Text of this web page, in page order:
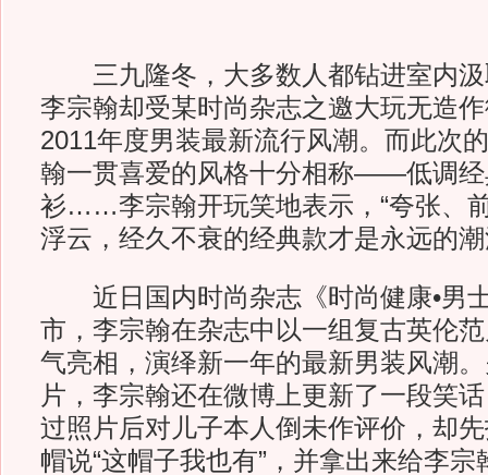
三九隆冬，大多数人都钻进室内汲
李宗翰却受某时尚杂志之邀大玩无造
2011年度男装最新流行风潮。而此次
翰一贯喜爱的风格十分相称——低调经
衫……李宗翰开玩笑地表示，“夸张、
浮云，经久不衰的经典款才是永远的潮
近日国内时尚杂志《时尚健康•男
市，李宗翰在杂志中以一组复古英伦
气亮相，演绎新一年的最新男装风潮
片，李宗翰还在微博上更新了一段笑
过照片后对儿子本人倒未作评价，却
帽说“这帽子我也有”，并拿出来给李